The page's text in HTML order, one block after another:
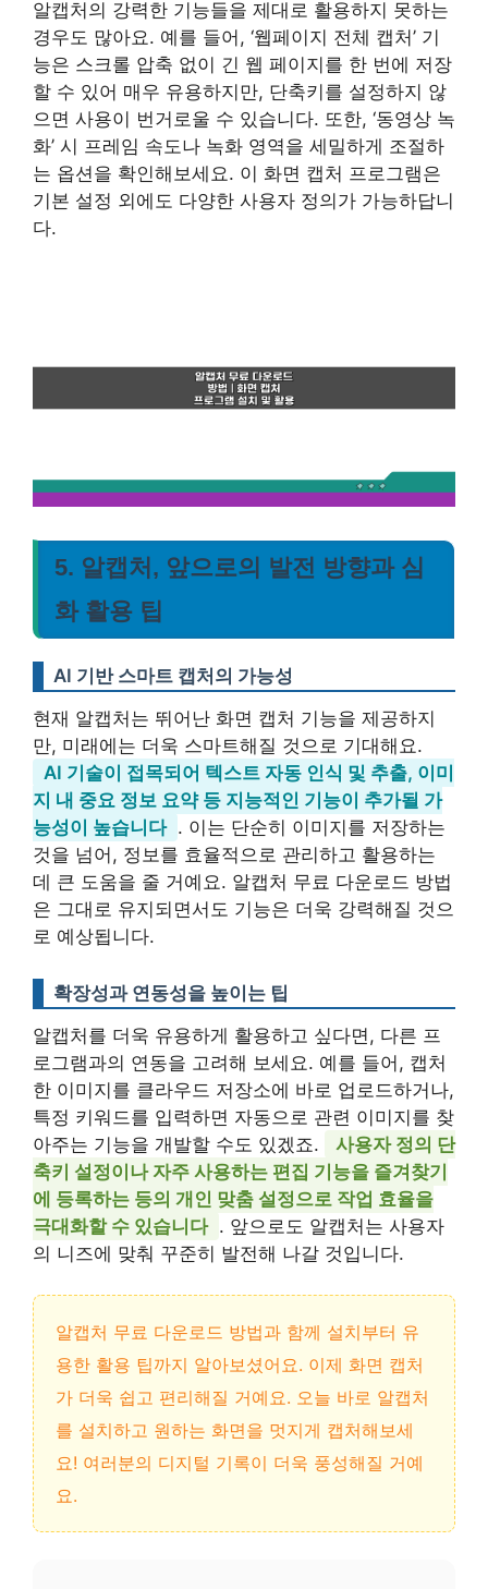
알캡처의 강력한 기능들을 제대로 활용하지 못하는
경우도 많아요. 예를 들어, ‘웹페이지 전체 캡처’ 기
능은 스크롤 압축 없이 긴 웹 페이지를 한 번에 저장
할 수 있어 매우 유용하지만, 단축키를 설정하지 않
으면 사용이 번거로울 수 있습니다. 또한, ‘동영상 녹
화’ 시 프레임 속도나 녹화 영역을 세밀하게 조절하
는 옵션을 확인해보세요. 이 화면 캡처 프로그램은
기본 설정 외에도 다양한 사용자 정의가 가능하답니
다.
5. 알캡처, 앞으로의 발전 방향과 심
화 활용 팁
AI 기반 스마트 캡처의 가능성
현재 알캡처는 뛰어난 화면 캡처 기능을 제공하지
만, 미래에는 더욱 스마트해질 것으로 기대해요.
AI 기술이 접목되어 텍스트 자동 인식 및 추출, 이미
지 내 중요 정보 요약 등 지능적인 기능이 추가될 가
능성이 높습니다 . 이는 단순히 이미지를 저장하는
것을 넘어, 정보를 효율적으로 관리하고 활용하는
데 큰 도움을 줄 거예요. 알캡처 무료 다운로드 방법
은 그대로 유지되면서도 기능은 더욱 강력해질 것으
로 예상됩니다.
확장성과 연동성을 높이는 팁
알캡처를 더욱 유용하게 활용하고 싶다면, 다른 프
로그램과의 연동을 고려해 보세요. 예를 들어, 캡처
한 이미지를 클라우드 저장소에 바로 업로드하거나,
특정 키워드를 입력하면 자동으로 관련 이미지를 찾
아주는 기능을 개발할 수도 있겠죠.
사용자 정의 단
축키 설정이나 자주 사용하는 편집 기능을 즐겨찾기
에 등록하는 등의 개인 맞춤 설정으로 작업 효율을
극대화할 수 있습니다 . 앞으로도 알캡처는 사용자
의 니즈에 맞춰 꾸준히 발전해 나갈 것입니다.
알캡처 무료 다운로드 방법과 함께 설치부터 유
용한 활용 팁까지 알아보셨어요. 이제 화면 캡처
가 더욱 쉽고 편리해질 거예요. 오늘 바로 알캡처
를 설치하고 원하는 화면을 멋지게 캡처해보세
요! 여러분의 디지털 기록이 더욱 풍성해질 거예
요.